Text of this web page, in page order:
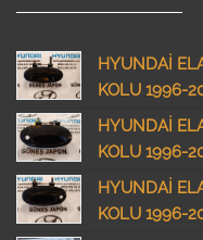
HYUNDAİ
KOLU 1996-
HYUNDAİ
KOLU 1996-
HYUNDAİ
KOLU 1996-